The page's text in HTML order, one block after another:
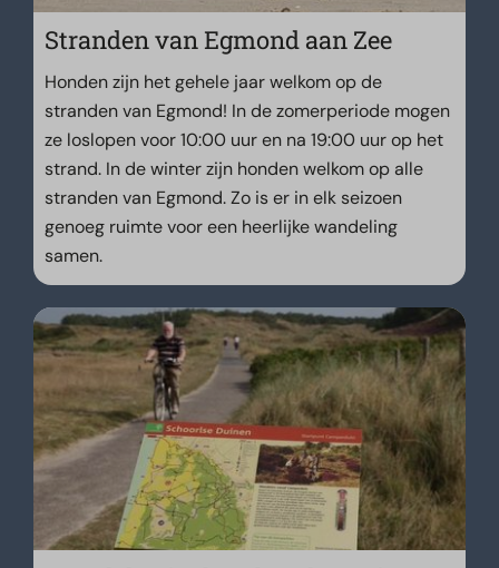
Stranden van Egmond aan Zee
Honden zijn het gehele jaar welkom op de
stranden van Egmond! In de zomerperiode mogen
ze loslopen voor 10:00 uur en na 19:00 uur op het
strand. In de winter zijn honden welkom op alle
stranden van Egmond. Zo is er in elk seizoen
genoeg ruimte voor een heerlijke wandeling
samen.